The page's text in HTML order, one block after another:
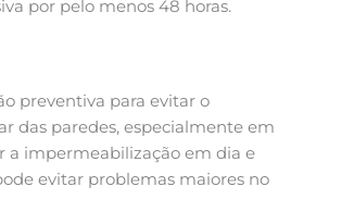
por pelo menos 48 horas.
preventiva para evitar o
das paredes, especialmente em
a impermeabilização em dia e
evitar problemas maiores no